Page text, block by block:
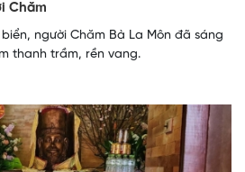
Chăm
người Chăm Bà La Môn đã sáng
thanh trầm, rền vang.